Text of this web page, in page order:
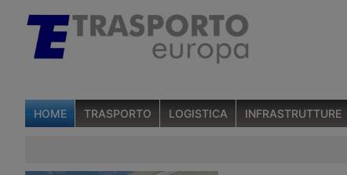
HOME TRASPORTO LOGISTICA INFRASTRUTTURE